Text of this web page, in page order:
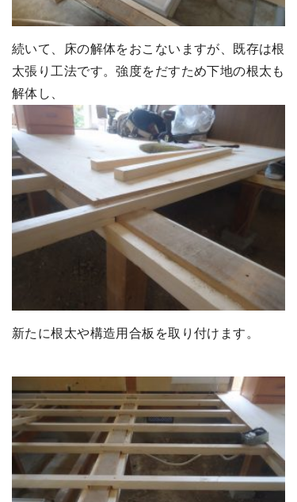
続いて、床の解体をおこないますが、既存は根
太張り工法です。強度をだすため下地の根太も
解体し、
新たに根太や構造用合板を取り付けます。